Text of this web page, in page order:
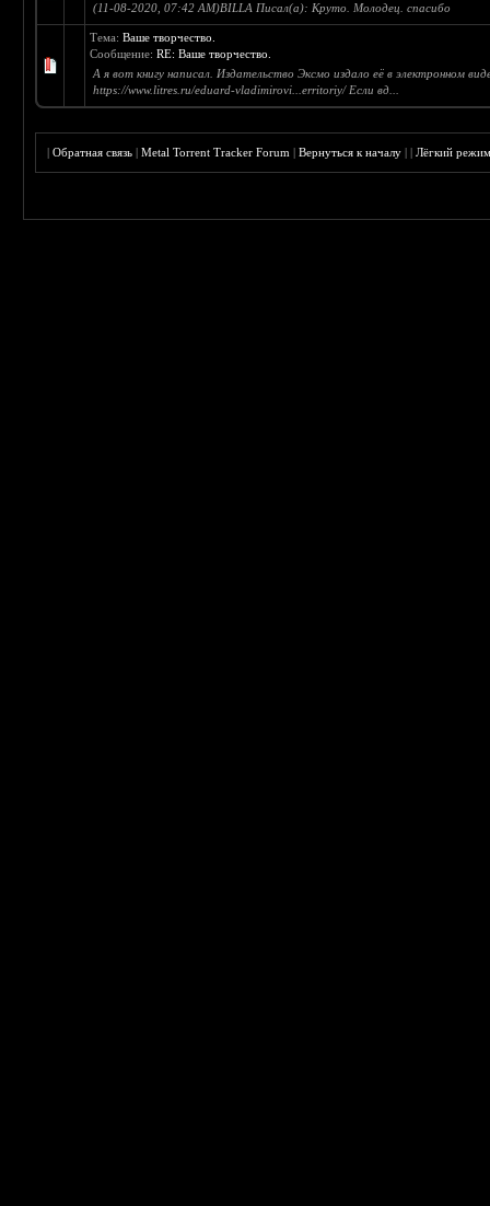
(11-08-2020, 07:42 AM)BILLA Писал(а): Круто. Молодец. спасибо
Тема:Ваше творчество.
Сообщение:RE: Ваше творчество.
А я вот книгу написал. Издательство Эксмо издало её в электронном
https://www.litres.ru/eduard-vladimirovi...erritoriy/ Если вд...
|Обратная связь |Metal Torrent Tracker Forum |Вернуться к началу ||Лёгкий